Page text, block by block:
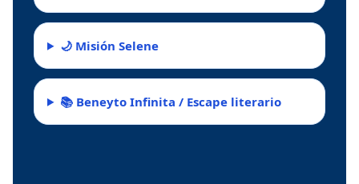
🌙 Misión Selene
📚 Beneyto Infinita / Escape literario